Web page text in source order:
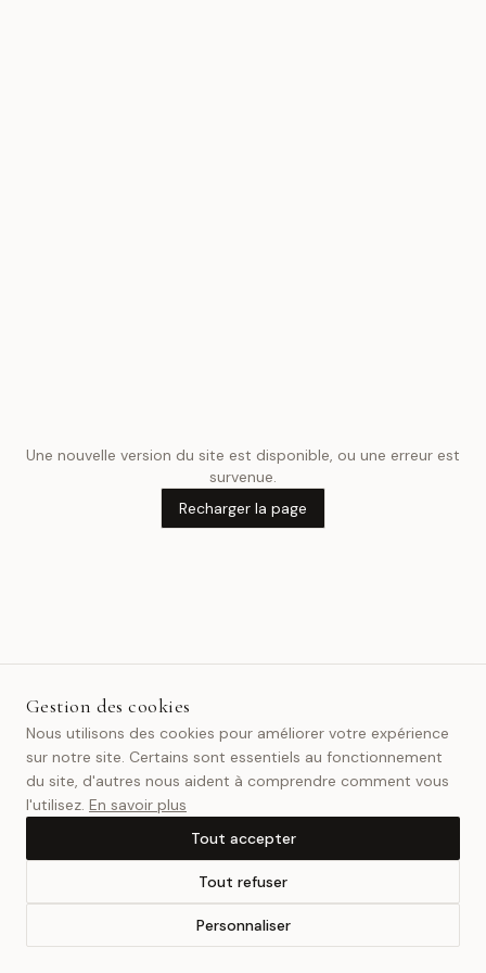
Gestion des cookies
Nous utilisons des cookies pour améliorer votre expérience
sur notre site. Certains sont essentiels au fonctionnement
du site, d'autres nous aident à comprendre comment vous
l'utilisez. En savoir plus
Tout refuser
Personnaliser
Tout accepter
Une nouvelle version du site est disponible, ou une erreur est
survenue.
Recharger la page